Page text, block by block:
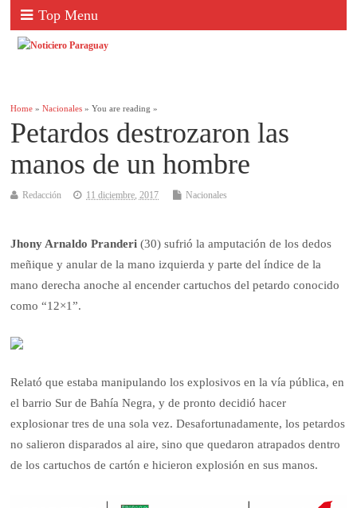
Top Menu
Home »Nacionales » You are reading »
Petardos destrozaron las
manos de un hombre
Redacción 11 diciembre, 2017 Nacionales
Jhony Arnaldo Pranderi (30) sufrió la amputación de los dedos
meñique y anular de la mano izquierda y parte del índice de la
mano derecha anoche al encender cartuchos del petardo conocido
como “12×1”.
Relató que estaba manipulando los explosivos en la vía pública, en
el barrio Sur de Bahía Negra, y de pronto decidió hacer
explosionar tres de una sola vez. Desafortunadamente, los petardos
no salieron disparados al aire, sino que quedaron atrapados dentro
de los cartuchos de cartón e hicieron explosión en sus manos.